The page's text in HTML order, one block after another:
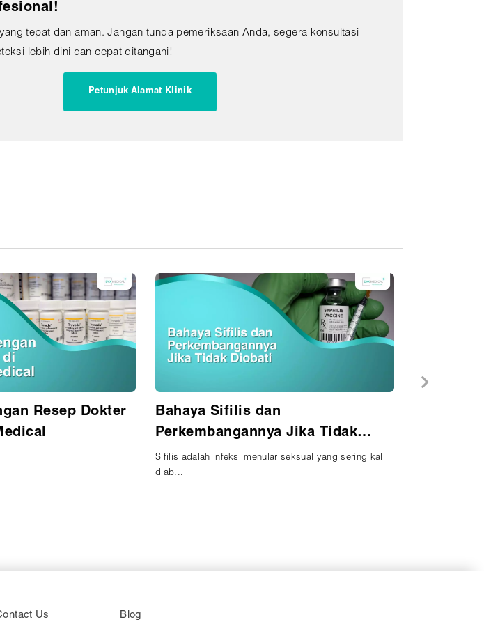
tepat dan aman. Jangan tunda pemeriksaan Anda, segera konsultasi
lebih dini dan cepat ditangani!
Petunjuk Alamat Klinik
Resep Dokter
Bahaya Sifilis dan
Perkembangannya Jika Tidak
Diobati
Sifilis adalah infeksi menular seksual yang sering kali
diab...
Us Blog